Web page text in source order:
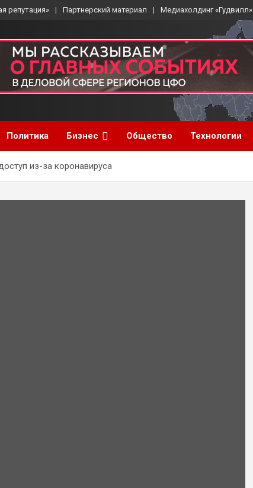
репутация» Партнерский материал Медиахолдинг «Гудвилл»
Политика Бизнес Общество Технологии
из-за коронавируса